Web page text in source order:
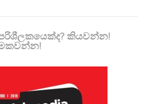
පරිශීලකයෙක්ද? කියවන්න!